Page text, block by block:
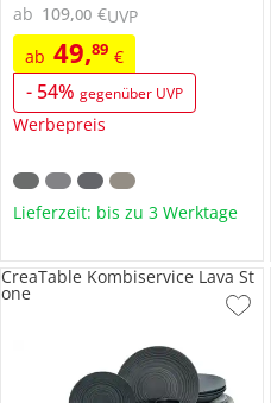
ab 49,89 €
- 54% gegenüber UVP
Werbepreis
ab 109,00 €UVP
Lieferzeit: bis zu 3 Werktage
CreaTable Kombiservice Lava St
one